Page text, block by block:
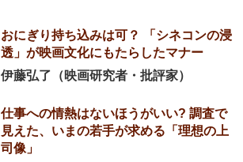
おにぎり持ち込みは可？ 「シネコンの浸
透」が映画文化にもたらしたマナー
伊藤弘了（映画研究者・批評家）
仕事への情熱はないほうがいい? 調査で
見えた、いまの若手が求める「理想の上
司像」